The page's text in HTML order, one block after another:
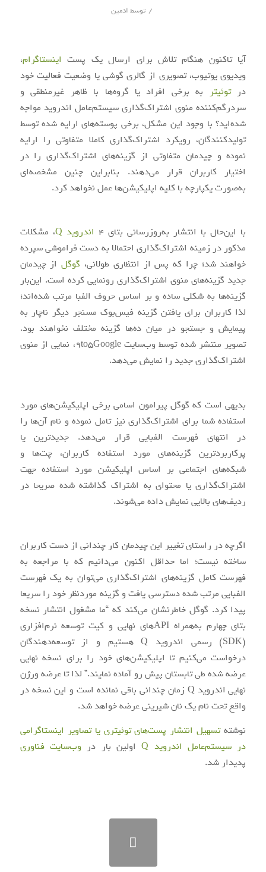
/ توسط ادمین
آیا تاکنون هنگام تلاش برای ارسال یک پست اینستاگرام،
ویدیوی یوتیوب، تصویری از گالری گوشی یا وضعیت فعالیت خود
درتوئیتر
به برخی افراد یا گروه‌ها با ظاهر غیرمنطقی و
سردرگم‌کننده منوی اشتراک‌گذاری سیستم‌عامل اندروید مواجه
شده‌اید؟ با وجود این مشکل، برخی پوسته‌های ارایه شده توسط
تولیدکنندگان، رویکرد اشتراک‌گذاری کاملا متفاوتی را ارایه
نموده و چیدمان متفاوتی از گزینه‌های اشتراک‌گذاری را در
اختیار کاربران قرار می‌دهند. بنابراین چنین مشخصه‌ای
به‌صورت یکپارچه با کلیه اپلیکیشن‌ها عمل نخواهد کرد.
با این‌حال با انتشار به‌روزرسانی بتای 4 اندروید Q ، مشکلات
مذکور در زمینه اشتراک‌گذاری احتمالا به دست فراموشی سپرده
خواهند شد؛ چرا که پس از انتظاری طولانی، گوگلاز چیدمان
جدید گزینه‌های منوی اشتراک‌گذاری رونمایی کرده است. این‌بار
گزینه‌ها به‌ شکلی ساده و بر اساس حروف الفبا مرتب شده‌اند؛
لذا کاربران برای یافتن گزینه فیس‌بوک مسنجر دیگر ناچار به
پیمایش و جستجو در میان د‌ه‌ها گزینه مختلف نخواهند بود.
تصویر منتشر شده توسط وب‌سایت 9to5Google، نمایی از منوی
اشتراک‌گذاری جدید را نمایش می‌دهد.
بدیهی است که گوگل پیرامون اسامی برخی اپلیکیشن‌های مورد
استفاده شما برای اشتراک‌گذاری نیز تامل نموده و نام آن‌ها را
در انتهای فهرست الفبایی قرار می‌دهد. جدیدترین یا
پرکاربردترین گزینه‌های مورد استفاده کاربران، چت‌ها و
شبکه‌های اجتماعی بر اساس اپلیکیشن مورد استفاده جهت
اشتراک‌گذاری یا محتوای به اشتراک گذاشته شده صریحا در
ردیف‌های بالایی نمایش داده می‌شوند.
اگرچه در راستای تغییر این چیدمان کار چندانی از دست کاربران
ساخته نیست؛ اما حداقل اکنون می‌دانیم که با مراجعه به
فهرست کامل گزینه‌های اشتراک‌گذاری می‌توان به یک فهرست
الفبایی مرتب شده دسترسی یافت و گزینه موردنظر خود را سریعا
پیدا کرد. گوگل خاطرنشان می‌کند که “ما مشغول انتشار نسخه
بتای چهارم به‌همراه APIهای نهایی و کیت توسعه نرم‌افزاری
(SDK) رسمی اندروید Q هستیم و از توسعه‌دهندگان
درخواست می‌کنیم تا اپلیکیشن‌های خود را برای نسخه نهایی
عرضه شده طی تابستان پیش رو آماده نمایند.” لذا تا عرضه ورژن
نهایی اندروید Q زمان چندانی باقی نمانده است و این نسخه در
واقع تحت نام یک نان شیرینی عرضه خواهد شد.
نوشتهتسهیل انتشار پست‌های توئیتری یا تصاویر اینستاگرامی
در سیستم‌عامل اندروید Q
اولین بار در وب‌سایت فناوری
پدیدار شد.